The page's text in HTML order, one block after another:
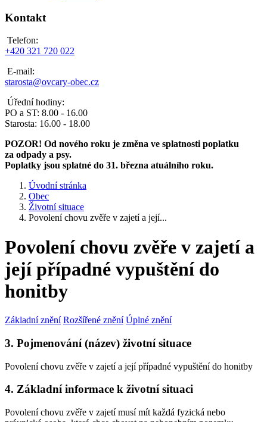
Kontakt
Telefon:
+420 321 720 022
E-mail:
starosta@ovcary-obec.cz
Úřední hodiny:
PO a ST: 8.00 - 16.00
Starosta: 16.00 - 18.00
POZOR! Od nového roku je změna ve splatnosti poplatku
za odpady a psy.
Poplatky jsou splatné do 31. března atuálního roku.
Úvodní stránka
Obec
Životní situace
Povolení chovu zvěře v zajetí a její...
Povolení chovu zvěře v zajetí a
její případné vypuštění do
honitby
Základní znění Rozšířené znění Úplné znění
3. Pojmenování (název) životní situace
Povolení chovu zvěře v zajetí a její případné vypuštění do honitby
4. Základní informace k životní situaci
Povolení chovu zvěře v zajetí musí mít každá fyzická nebo